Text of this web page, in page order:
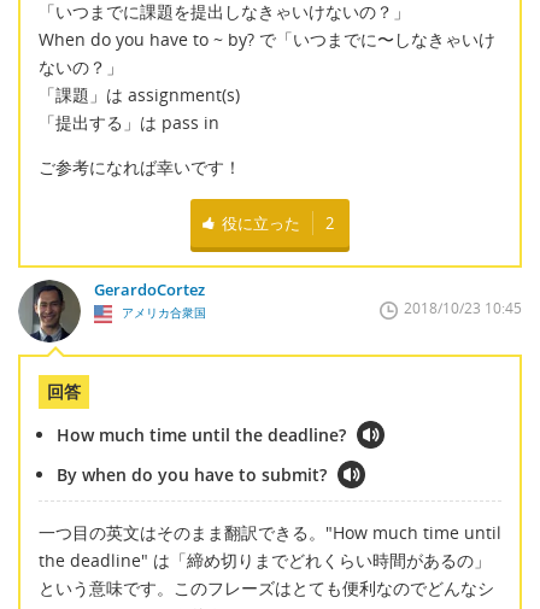
「いつまでに課題を提出しなきゃいけないの？」
When do you have to ~ by? で「いつまでに〜しなきゃいけ
ないの？」
「課題」は assignment(s)
「提出する」は pass in
ご参考になれば幸いです！
役に立った 2
GerardoCortez
アメリカ合衆国 2018/10/23 10:45
回答
How much time until the deadline?
By when do you have to submit?
一つ目の英文はそのまま翻訳できる。"How much time until
the deadline" は「締め切りまでどれくらい時間があるの」
という意味です。このフレーズはとても便利なのでどんなシ